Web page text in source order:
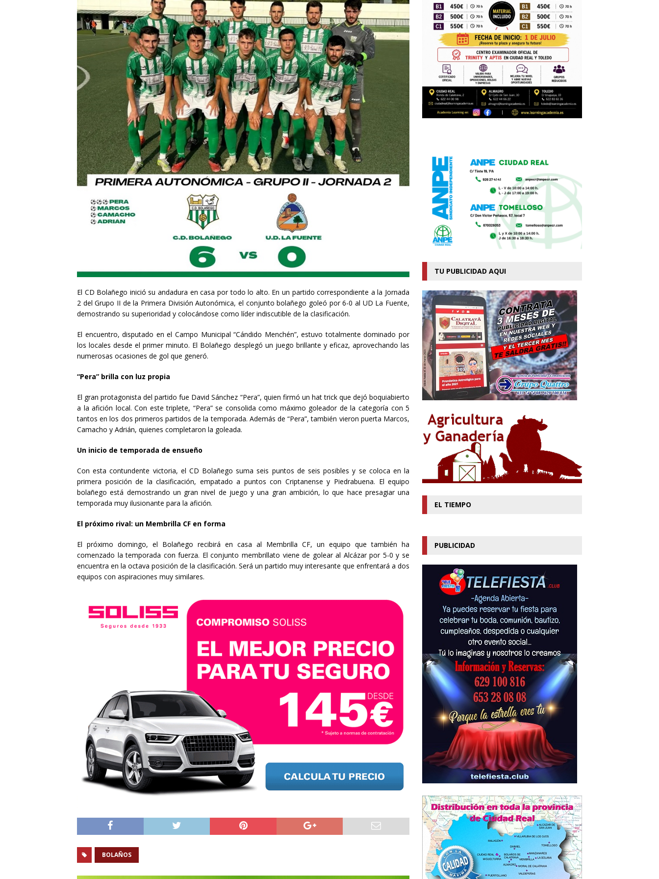
El CD Bolañego inició su andadura en casa por todo lo alto. En un partido correspondiente a la Jornada
2 del Grupo II de la Primera División Autonómica, el conjunto bolañego goleó por 6-0 al UD La Fuente,
demostrando su superioridad y colocándose como líder indiscutible de la clasificación.
El encuentro, disputado en el Campo Municipal “Cándido Menchén”, estuvo totalmente dominado por
los locales desde el primer minuto. El Bolañego desplegó un juego brillante y eficaz, aprovechando las
numerosas ocasiones de gol que generó.
“Pera” brilla con luz propia
El gran protagonista del partido fue David Sánchez “Pera”, quien firmó un hat trick que dejó boquiabierto
a la afición local. Con este triplete, “Pera” se consolida como máximo goleador de la categoría con 5
tantos en los dos primeros partidos de la temporada. Además de “Pera”, también vieron puerta Marcos,
Camacho y Adrián, quienes completaron la goleada.
Un inicio de temporada de ensueño
Con esta contundente victoria, el CD Bolañego suma seis puntos de seis posibles y se coloca en la
primera posición de la clasificación, empatado a puntos con Criptanense y Piedrabuena. El equipo
bolañego está demostrando un gran nivel de juego y una gran ambición, lo que hace presagiar una
temporada muy ilusionante para la afición.
El próximo rival: un Membrilla CF en forma
El próximo domingo, el Bolañego recibirá en casa al Membrilla CF, un equipo que también ha
comenzado la temporada con fuerza. El conjunto membrillato viene de golear al Alcázar por 5-0 y se
encuentra en la octava posición de la clasificación. Será un partido muy interesante que enfrentará a dos
equipos con aspiraciones muy similares.
BOLAÑOS
TU PUBLICIDAD AQUI
EL TIEMPO
PUBLICIDAD